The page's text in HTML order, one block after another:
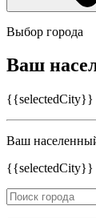
Выбор города
Ваш
{{selectedCity}}
Ваш
{{selectedCity}}